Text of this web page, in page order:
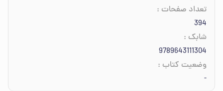
تعداد صفحات :
394
شابک :
9789643111304
وضعیت کتاب :
-